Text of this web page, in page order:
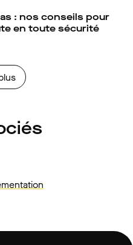
: nos conseils pour
en toute sécurité